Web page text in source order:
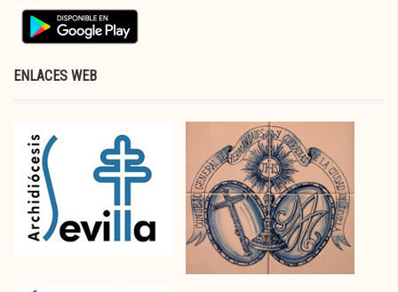
ENLACES WEB